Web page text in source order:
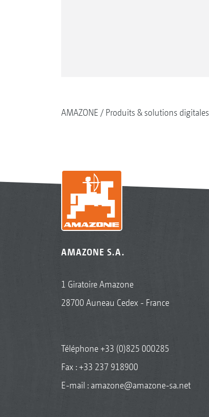
AMAZONE Produits & solutions digitales
AMAZONE S.A.
1 Giratoire Amazone
28700 Auneau Cedex - France
Téléphone+33 (0)825 000285
Fax : +33 237 918900
E-mail : amazone@amazone-sa.net